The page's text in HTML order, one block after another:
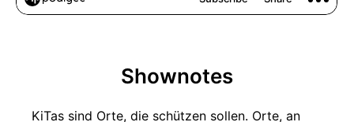
Shownotes
KiTas sind Orte, die schützen sollen. Orte, an